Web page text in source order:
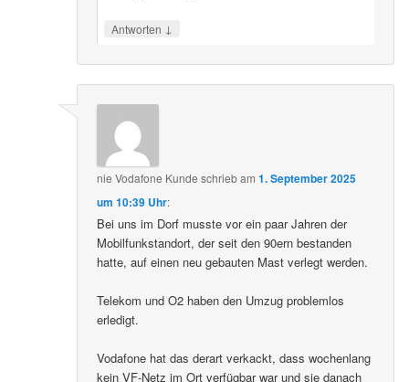
Antworten ↓
nie Vodafone Kunde schriebam1. September 2025
um 10:39 Uhr:
Bei uns im Dorf musste vor ein paar Jahren der
Mobilfunkstandort, der seit den 90ern bestanden
hatte, auf einen neu gebauten Mast verlegt werden.
Telekom und O2 haben den Umzug problemlos
erledigt.
Vodafone hat das derart verkackt, dass wochenlang
kein VF-Netz im Ort verfügbar war und sie danach